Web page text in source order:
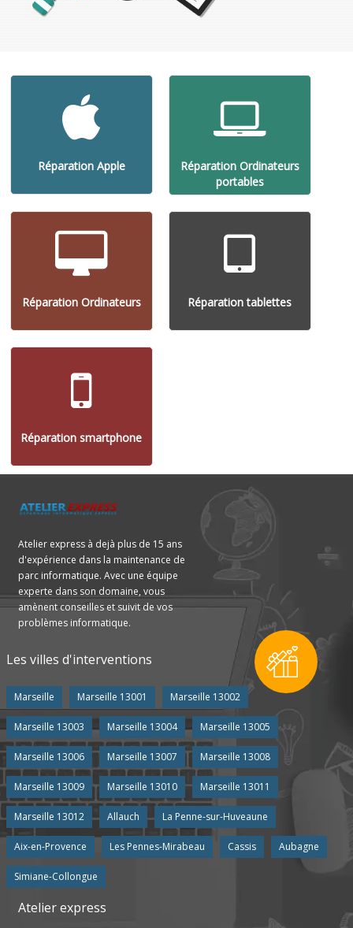
Réparation Apple
Réparation Ordinateurs
portables
Réparation Ordinateurs Réparation tablettes
Réparation smartphone
Atelier express à dejà plus de 15 ans
d'expérience dans la maintenance de
parc informatique. Avec une équipe
experte dans son domaine, vous
amènent conseilles et suivit de vos
problèmes informatique.
Les villes d'interventions
Marseille Marseille 13001 Marseille 13002
Marseille 13003 Marseille 13004 Marseille 13005
Marseille 13006 Marseille 13007 Marseille 13008
Marseille 13009 Marseille 13010 Marseille 13011
Marseille 13012 Allauch La Penne-sur-Huveaune
Aix-en-Provence Les Pennes-Mirabeau Cassis Aubagne
Simiane-Collongue
Atelier express